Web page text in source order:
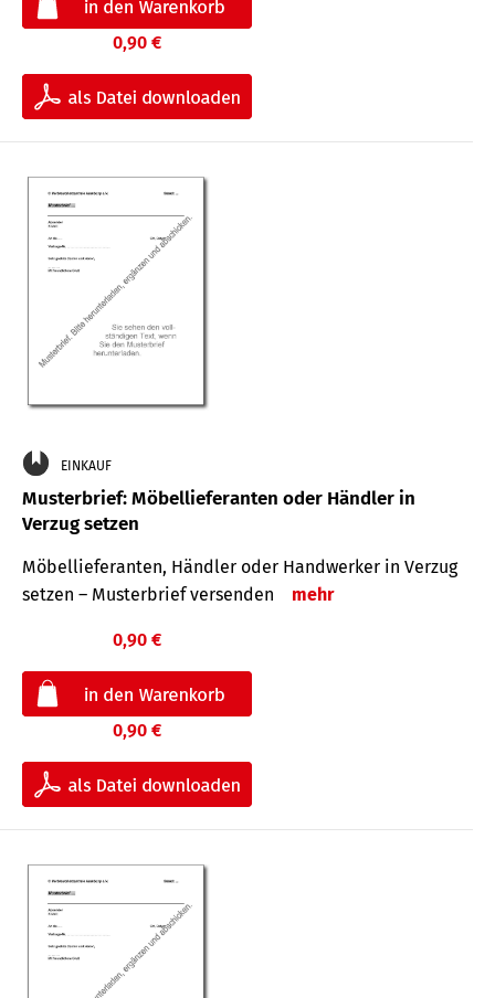
0,90 €
EINKAUF
Musterbrief: Möbellieferanten oder Händler in
Verzug setzen
Möbellieferanten, Händler oder Handwerker in Verzug
setzen – Musterbrief versenden
mehr
0,90 €
0,90 €